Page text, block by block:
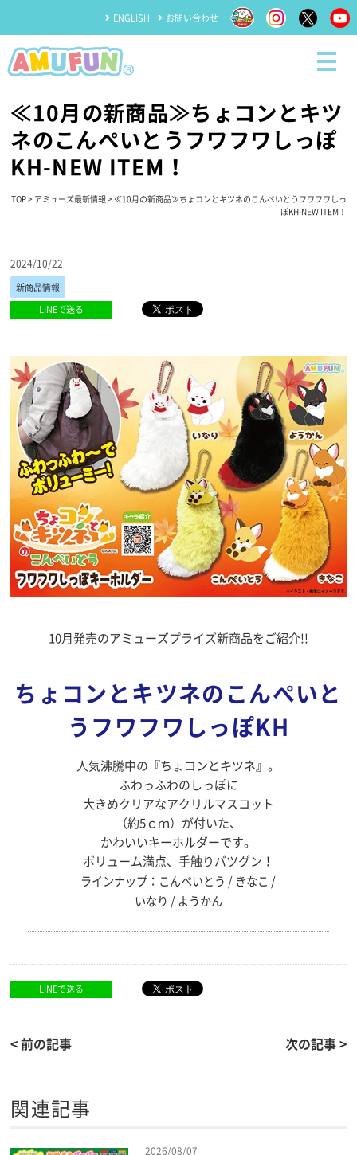
ENGLISH お問い合わせ
≪10月の新商品≫ちょコンとキツ
ネのこんぺいとうフワフワしっぽ
KH-NEW ITEM！
TOP> アミューズ最新情報> ≪10月の新商品≫ちょコンとキツネのこんぺいとうフワフワしっ
ぽKH-NEW ITEM！
2024/10/22
新商品情報
LINEで送る
10月発売のアミューズプライズ新商品をご紹介!!
ちょコンとキツネのこんぺいと
うフワフワしっぽKH
人気沸騰中の『ちょコンとキツネ』。
ふわっふわのしっぽに
大きめクリアなアクリルマスコット
（約5ｃｍ）が付いた、
かわいいキーホルダーです。
ボリューム満点、手触りバツグン！
ラインナップ：こんぺいとう / きなこ /
いなり / ようかん
LINEで送る
< 前の記事 次の記事 >
関連記事
2026/08/07